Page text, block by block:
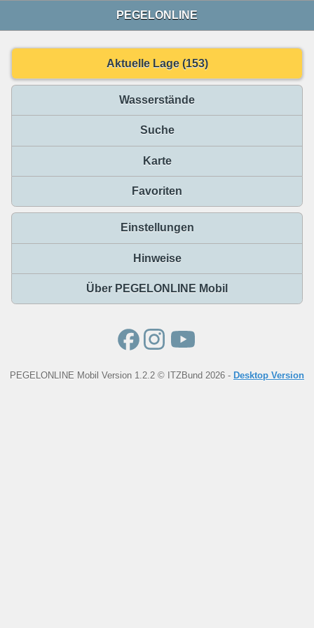
PEGELONLINE
Aktuelle Lage (153)
Wasserstände
Suche
Karte
Favoriten
Einstellungen
Hinweise
Über PEGELONLINE Mobil
PEGELONLINE Mobil Version 1.2.2 © ITZBund 2026 - Desktop Version